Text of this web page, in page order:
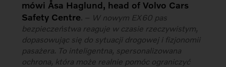
mówi Åsa Haglund, head of Volvo Cars
Safety Centre. – W nowym EX60 pas
bezpieczeństwa reaguje w czasie rzeczywistym,
dopasowując się do sytuacji drogowej i fizjonomii
pasażera. To inteligentna, spersonalizowana
ochrona, która może realnie pomóc ograniczyć